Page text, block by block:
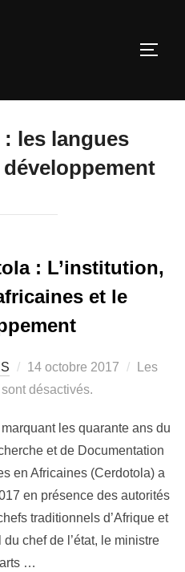
: les langues
: L’institution,
et le
14 octobre 2017
Les
désactivés.
les quarante ans du
et de Documentation
en Africaines (Cerdotola) a
en présence des autorités
traditionnels d’Afrique et
chef de l’état, le ministre
…